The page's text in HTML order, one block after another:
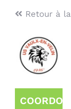
Retour à